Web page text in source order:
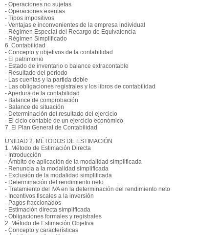
- Operaciones no sujetas
- Operaciones exentas
- Tipos impositivos
- Ventajas e inconvenientes de la empresa individual
- Régimen Especial del Recargo de Equivalencia
- Régimen Simplificado
6. Contabilidad
- Concepto y objetivos de la contabilidad
- El patrimonio
- Estado de inventario o balance extracontable
- Resultado del período
- Las cuentas y la partida doble
- Las obligaciones registrales y los libros de contabilidad
- Apertura de la contabilidad
- Balance de comprobación
- Balance de situación
- Determinación del resultado del ejercicio
- El ciclo contable de un ejercicio económico
7. El Plan General de Contabilidad
UNIDAD 2. MÉTODOS DE ESTIMACIÓN
1. Método de Estimación Directa
- Introducción
- Ámbito de aplicación de la modalidad simplificada
- Renuncia a la modalidad simplificada
- Exclusión de la modalidad simplificada
- Determinación del rendimiento neto
- Tratamiento del IVA en la determinación del rendimiento neto
- Incentivos fiscales a la inversión
- Pagos fraccionados
- Estimación directa simplificada
- Obligaciones formales y registrales
2. Método de Estimación Objetiva
- Concepto y características